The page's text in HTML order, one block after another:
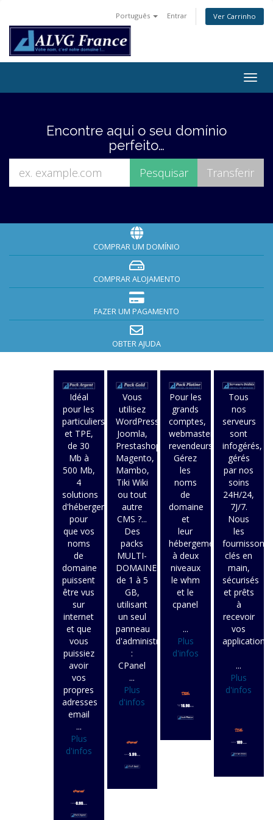
Português Entrar Ver Carrinho
Encontre aqui o seu domínio
perfeito…
COMPRAR UM DOMÍNIO
COMPRAR ALOJAMENTO
FAZER UM PAGAMENTO
OBTER AJUDA
Idéal
pour les
particuliers
et TPE,
de 30
Mb à
500 Mb,
4
solutions
d'hébergement
pour
que vos
noms
de
domaine
puissent
être vus
sur
internet
et que
vous
puissiez
avoir
vos
propres
adresses
email
...
Plus
d'infos
Vous
utilisez
WordPress,
Joomla,
Prestashop,
Magento,
Mambo,
Tiki Wiki
ou tout
autre
CMS ?...
Des
packs
MULTI-
DOMAINES
de 1 à 5
GB,
utilisant
un seul
panneau
d'administration
:
CPanel
...
Plus
d'infos
Pour les
grands
comptes,
webmasters,
revendeurs.
Gérez
les
noms
de
domaine
et
leur
hébergement
à deux
niveaux
le whm
et le
cpanel
...
Plus
d'infos
Tous
nos
serveurs
sont
infogérés,
gérés
par nos
soins
24H/24,
7J/7.
Nous
les
fournissons
clés en
main,
sécurisés
et prêts
à
recevoir
vos
applications
...
Plus
d'infos